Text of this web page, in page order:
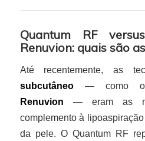
Quantum RF
Renuvion: quais são
Até recentemente, as
subcutâneo— como
Renuvion — eram as
complemento à
da pele. O Quantum RF